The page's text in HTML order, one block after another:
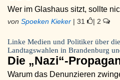
Wer im Glashaus sitzt, sollte
von Spoeken Kieker | 31 | 2
Linke Medien und Politiker über
Landtagswahlen in Brandenburg
Die „Nazi“-
Warum das Denunzieren